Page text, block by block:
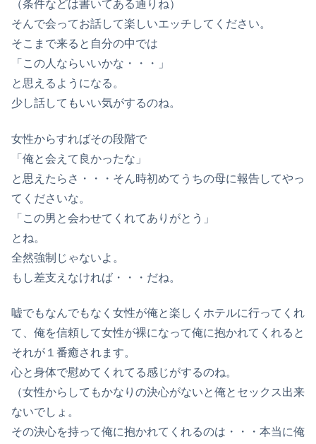
（条件などは書いてある通りね）
そんで会ってお話して楽しいエッチしてください。
そこまで来ると自分の中では
「この人ならいいかな・・・」
と思えるようになる。
少し話してもいい気がするのね。
女性からすればその段階で
「俺と会えて良かったな」
と思えたらさ・・・そん時初めてうちの母に報告してやっ
てくださいな。
「この男と会わせてくれてありがとう」
とね。
全然強制じゃないよ。
もし差支えなければ・・・だね。
嘘でもなんでもなく女性が俺と楽しくホテルに行ってくれ
て、俺を信頼して女性が裸になって俺に抱かれてくれると
それが１番癒されます。
心と身体で慰めてくれてる感じがするのね。
（女性からしてもかなりの決心がないと俺とセックス出来
ないでしょ。
その決心を持って俺に抱かれてくれるのは・・・本当に俺